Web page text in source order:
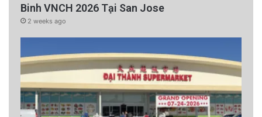
Binh VNCH 2026 Tại San Jose
2 weeks ago